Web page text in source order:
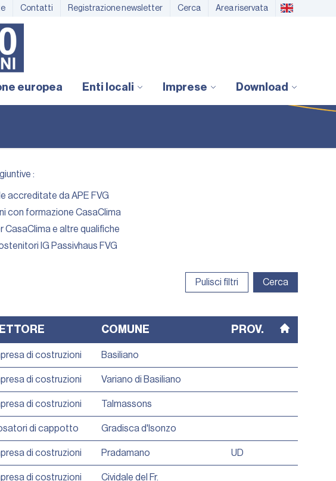
Contatti Registrazione newsletter Cerca Area riservata
europea Enti locali Imprese Download
:
accreditate da APE FVG
con formazione CasaClima
CasaClima e altre qualifiche
IG Passivhaus FVG
Pulisci filtri Cerca
COMUNE PROV.
di costruzioni Basiliano
di costruzioni Variano di Basiliano
di costruzioni Talmassons
di cappotto Gradisca d'Isonzo
di costruzioni Pradamano UD
di costruzioni Cividale del Fr.